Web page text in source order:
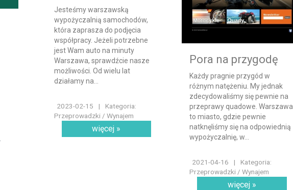
Jesteśmy warszawską
wypożyczalnią samochodów,
która zaprasza do podjęcia
współpracy. Jeżeli potrzebne
jest Wam auto na minuty
Warszawa, sprawdźcie nasze
możliwości. Od wielu lat
działamy na...
2023-02-15 |
Kategoria:
Przeprowadzki / Wynajem
więcej »
Pora na przygodę
Każdy pragnie przygód w
różnym natężeniu. My jednak
zdecydowaliśmy się pewnie na
przeprawy quadowe. Warszawa
to miasto, gdzie pewnie
natknęliśmy się na odpowiednią
wypożyczalnię, w...
2021-04-16 |
Kategoria:
Przeprowadzki / Wynajem
więcej »